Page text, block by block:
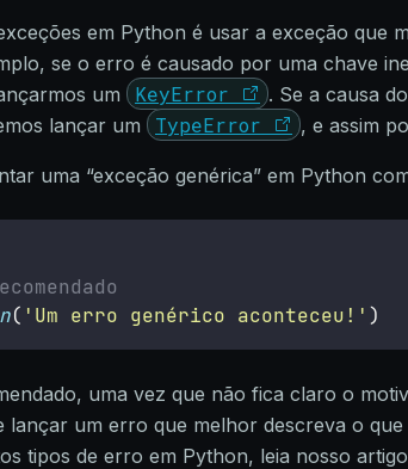
em Python é usar a exceção que
se o erro é causado por uma chave
um
KeyError
. Se a causa
lançar um
TypeError , e assim
uma “exceção genérica” em Python
( ' Um erro genérico aconteceu! ' )
uma vez que não fica claro o
lançar um erro que melhor descreva o que
tipos de erro em Python, leia nosso